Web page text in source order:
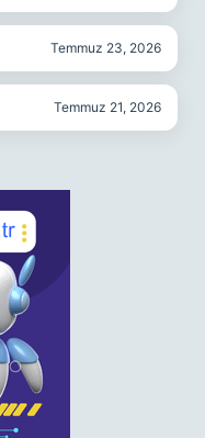
Temmuz 23, 2026
Temmuz 21, 2026